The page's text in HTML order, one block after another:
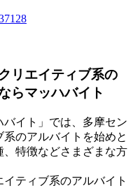
リエイティブ系の
らマッハバイト
イト」では、多摩セン
のアルバイトを始めと
、特徴などさまざまな方
ティブ系のアルバイト